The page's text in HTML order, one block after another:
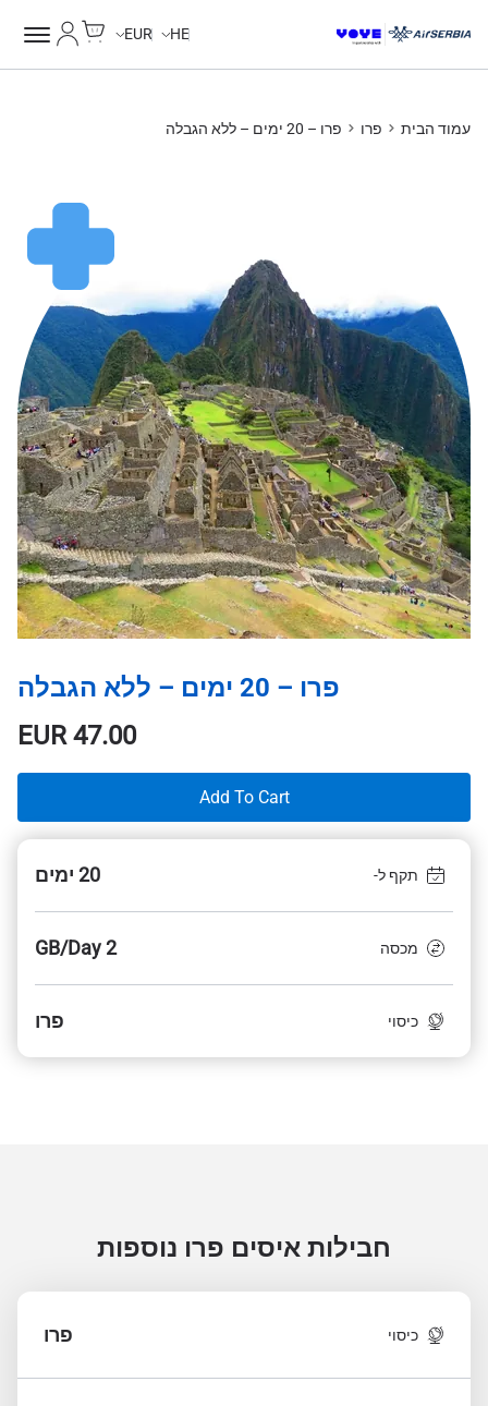
HE
EUR
עמוד הבית פרו פרו – 20 ימים – ללא הגבלה
פרו – 20 ימים – ללא הגבלה
EUR47.00
Add To Cart
תקף ל- 20 ימים
מכסה 2 GB/Day
כיסוי פרו
חבילות איסים פרו נוספות
כיסוי פרו